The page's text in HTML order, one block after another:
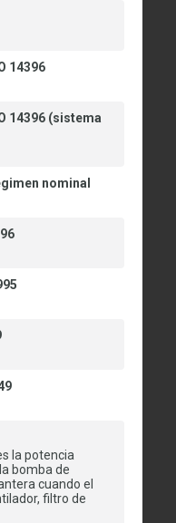
14396
14396 (sistema
nominal
la potencia
bomba de
cuando el
filtro de